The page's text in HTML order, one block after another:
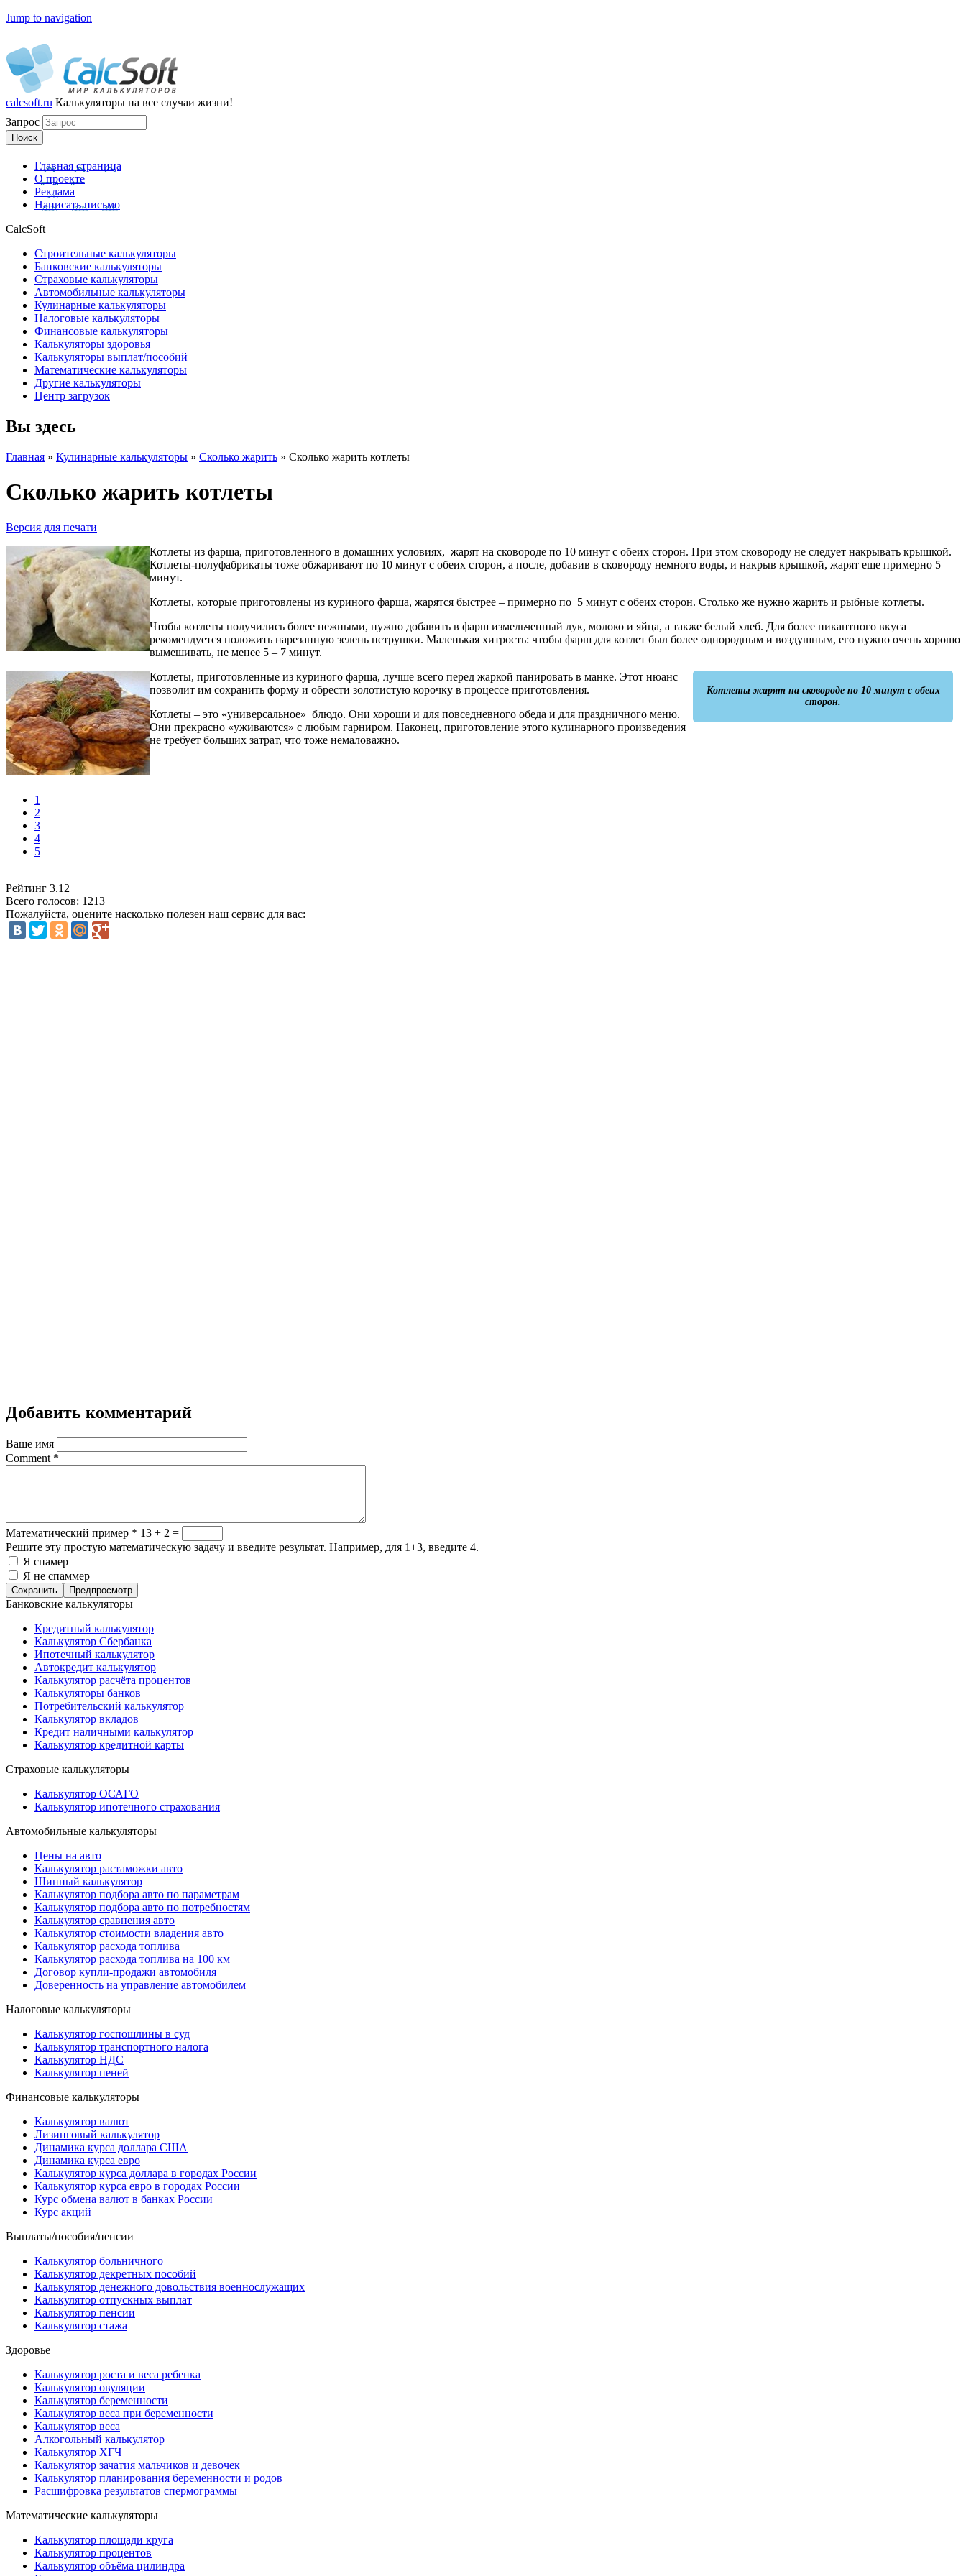
Jump to navigation
calcsoft.ru Калькуляторы на все случаи жизни!
Запрос
Главная страница
О проекте
Реклама
Написать письмо
CalcSoft
Строительные калькуляторы
Банковские калькуляторы
Страховые калькуляторы
Автомобильные калькуляторы
Кулинарные калькуляторы
Налоговые калькуляторы
Финансовые калькуляторы
Калькуляторы здоровья
Калькуляторы выплат/пособий
Математические калькуляторы
Другие калькуляторы
Центр загрузок
Вы здесь
Главная » Кулинарные калькуляторы » Сколько жарить » Сколько жарить котлеты
Сколько жарить котлеты
Версия для печати
Котлеты из фарша, приготовленного в домашних условиях, жарят на сковороде по 10 минут с обеих сторон. При этом сковороду не следует накрывать крышкой.
Котлеты-полуфабрикаты тоже обжаривают по 10 минут с обеих сторон, а после, добавив в сковороду немного воды, и накрыв крышкой, жарят еще примерно 5
минут.
Котлеты, которые приготовлены из куриного фарша, жарятся быстрее – примерно по 5 минут с обеих сторон. Столько же нужно жарить и рыбные котлеты.
Чтобы котлеты получились более нежными, нужно добавить в фарш измельченный лук, молоко и яйца, а также белый хлеб. Для более пикантного вкуса
рекомендуется положить нарезанную зелень петрушки. Маленькая хитрость: чтобы фарш для котлет был более однородным и воздушным, его нужно очень хорошо
вымешивать, не менее 5 – 7 минут.
Котлеты жарят на сковороде по 10 минут с обеих
сторон.
Котлеты, приготовленные из куриного фарша, лучше всего перед жаркой панировать в манке. Этот нюанс
позволит им сохранить форму и обрести золотистую корочку в процессе приготовления.
Котлеты – это «универсальное» блюдо. Они хороши и для повседневного обеда и для праздничного меню.
Они прекрасно «уживаются» с любым гарниром. Наконец, приготовление этого кулинарного произведения
не требует больших затрат, что тоже немаловажно.
1
2
3
4
5
Рейтинг 3.12
Всего голосов: 1213
Пожалуйста, оцените насколько полезен наш сервис для вас:
Добавить комментарий
Ваше имя
Comment *
Математический пример * 13 + 2 =
Решите эту простую математическую задачу и введите результат. Например, для 1+3, введите 4.
Я спамер
Я не спаммер
Банковские калькуляторы
Кредитный калькулятор
Калькулятор Сбербанка
Ипотечный калькулятор
Автокредит калькулятор
Калькулятор расчёта процентов
Калькуляторы банков
Потребительский калькулятор
Калькулятор вкладов
Кредит наличными калькулятор
Калькулятор кредитной карты
Страховые калькуляторы
Калькулятор ОСАГО
Калькулятор ипотечного страхования
Автомобильные калькуляторы
Цены на авто
Калькулятор растаможки авто
Шинный калькулятор
Калькулятор подбора авто по параметрам
Калькулятор подбора авто по потребностям
Калькулятор сравнения авто
Калькулятор стоимости владения авто
Калькулятор расхода топлива
Калькулятор расхода топлива на 100 км
Договор купли-продажи автомобиля
Доверенность на управление автомобилем
Налоговые калькуляторы
Калькулятор госпошлины в суд
Калькулятор транспортного налога
Калькулятор НДС
Калькулятор пеней
Финансовые калькуляторы
Калькулятор валют
Лизинговый калькулятор
Динамика курса доллара США
Динамика курса евро
Калькулятор курса доллара в городах России
Калькулятор курса евро в городах России
Курс обмена валют в банках России
Курс акций
Выплаты/пособия/пенсии
Калькулятор больничного
Калькулятор декретных пособий
Калькулятор денежного довольствия военнослужащих
Калькулятор отпускных выплат
Калькулятор пенсии
Калькулятор стажа
Здоровье
Калькулятор роста и веса ребенка
Калькулятор овуляции
Калькулятор беременности
Калькулятор веса при беременности
Калькулятор веса
Алкогольный калькулятор
Калькулятор ХГЧ
Калькулятор зачатия мальчиков и девочек
Калькулятор планирования беременности и родов
Расшифровка результатов спермограммы
Математические калькуляторы
Калькулятор площади круга
Калькулятор процентов
Калькулятор объёма цилиндра